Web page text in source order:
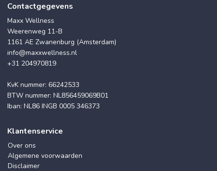
Contactgegevens
Maxx Wellness
Weerenweg 11-B
1161 AE Zwanenburg (Amsterdam)
info@maxxwellness.nl
+31 204970819
KvK nummer: 66242533
BTW nummer: NL856459069B01
Iban: NL86 INGB 0005 346373
Klantenservice
Over ons
Algemene voorwaarden
Disclaimer